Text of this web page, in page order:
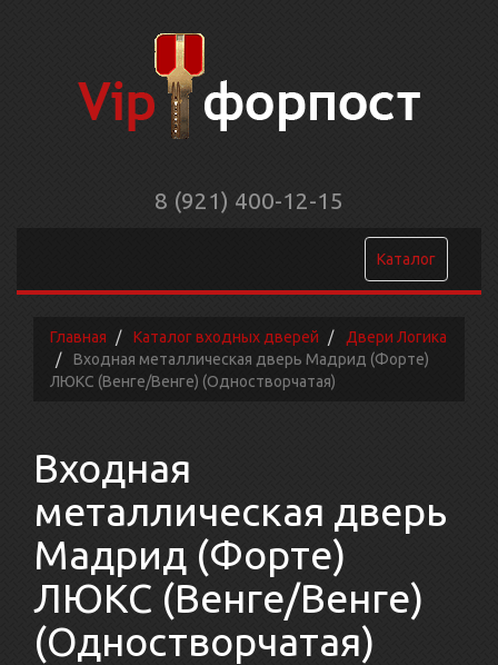
8 (921) 400-12-15
Каталог
Главная Каталог входных дверей
Двери Логика
Входная металлическая дверь Мадрид (Форте)
ЛЮКС (Венге/Венге) (Одностворчатая)
Входная
металлическая дверь
Мадрид (Форте)
ЛЮКС (Венге/Венге)
(Одностворчатая)